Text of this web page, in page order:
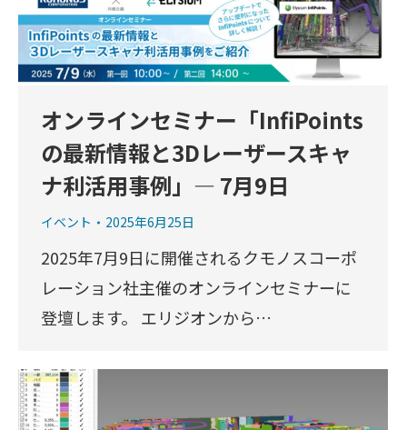
オンラインセミナー「InfiPoints
の最新情報と3Dレーザースキャ
ナ利活用事例」— 7月9日
イベント 2025年6月25日
2025年7月9日に開催されるクモノスコーポ
レーション社主催のオンラインセミナーに
登壇します。 エリジオンから…